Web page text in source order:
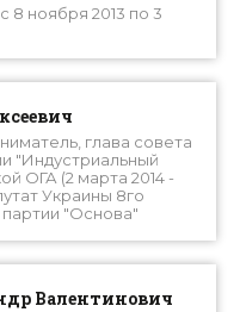
8 ноября 2013 по 3
глава совета
"Индустриальный
ОГА (2 марта 2014 -
Украины 8го
партии "Основа"
Валентинович